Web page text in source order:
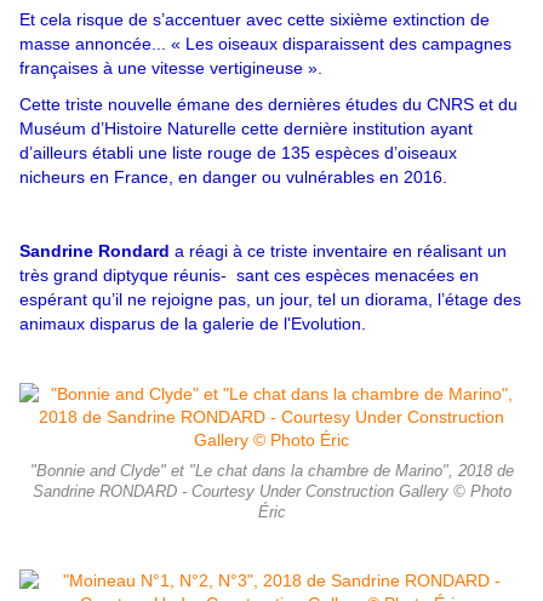
Et cela risque de s’accentuer avec cette sixième extinction de
masse annoncée... « Les oiseaux disparaissent des campagnes
françaises à une vitesse vertigineuse ».
Cette triste nouvelle émane des dernières études du CNRS et du
Muséum d’Histoire Naturelle cette dernière institution ayant
d’ailleurs établi une liste rouge de 135 espèces d’oiseaux
nicheurs en France, en danger ou vulnérables en 2016.
Sandrine Rondard a réagi à ce triste inventaire en réalisant un
très grand diptyque réunis- sant ces espèces menacées en
espérant qu’il ne rejoigne pas, un jour, tel un diorama, l’étage des
animaux disparus de la galerie de l'Evolution.
"Bonnie and Clyde" et "Le chat dans la chambre de Marino", 2018 de
Sandrine RONDARD - Courtesy Under Construction Gallery © Photo
Éric